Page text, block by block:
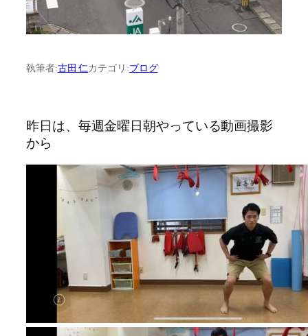
執筆者:古田 仁カテゴリ:ブログ
昨日は、毎週金曜日朝やっている動画撮影
から